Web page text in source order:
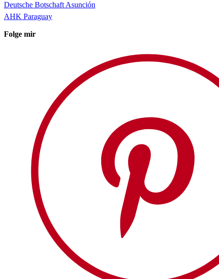
Deutsche Botschaft Asunción
AHK Paraguay
Folge mir